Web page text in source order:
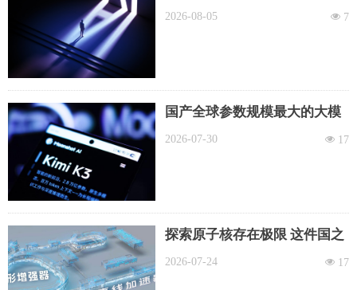
日益凸显
넶 7
2026-08-05
国产全球参数规模最大的大模
型全量开源
넶 17
2026-07-30
探索原子核存在极限 这件国之
重器投入试运行
넶 17
2026-07-24